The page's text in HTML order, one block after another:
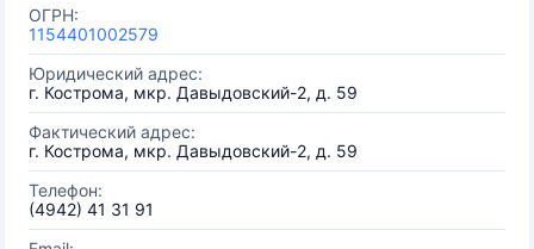
ОГРН:
1154401002579
Юридический адрес:
г. Кострома, мкр. Давыдовский-2, д. 59
Фактический адрес:
г. Кострома, мкр. Давыдовский-2, д. 59
Телефон:
(4942) 41 31 91